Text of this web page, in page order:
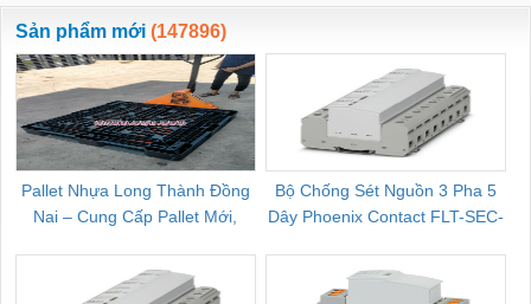
ewara
CHUA CHAY
Sản phẩm mới (147896)
Pallet Nhựa Long Thành Đồng
Nai – Cung Cấp Pallet Mới,
Bộ Chống Sét Nguồn 3 Pha 5
Dây Phoenix Contact FLT-SEC-